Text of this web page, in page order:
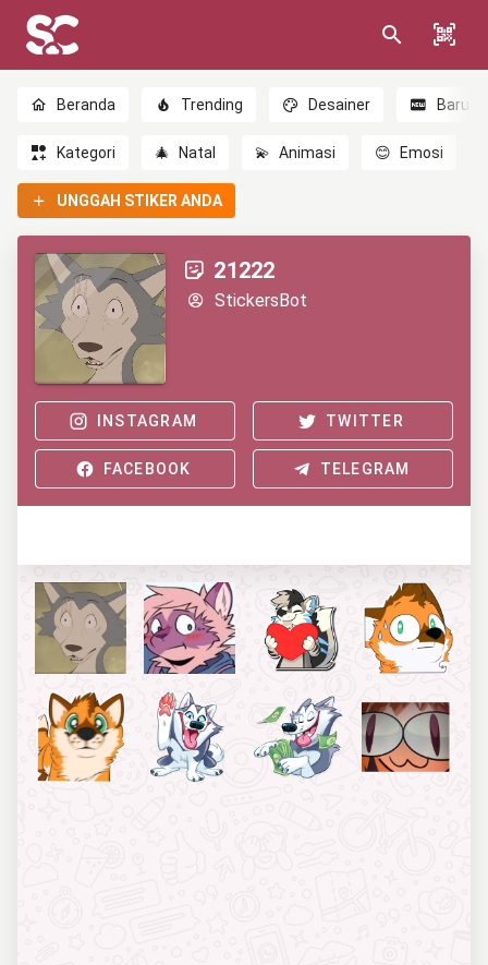
Beranda Trending Desainer Baru
Kategori 🎄 Natal 💫 Animasi 😊 Emosi
UNGGAH STIKER ANDA
21222
StickersBot
INSTAGRAM TWITTER
FACEBOOK TELEGRAM